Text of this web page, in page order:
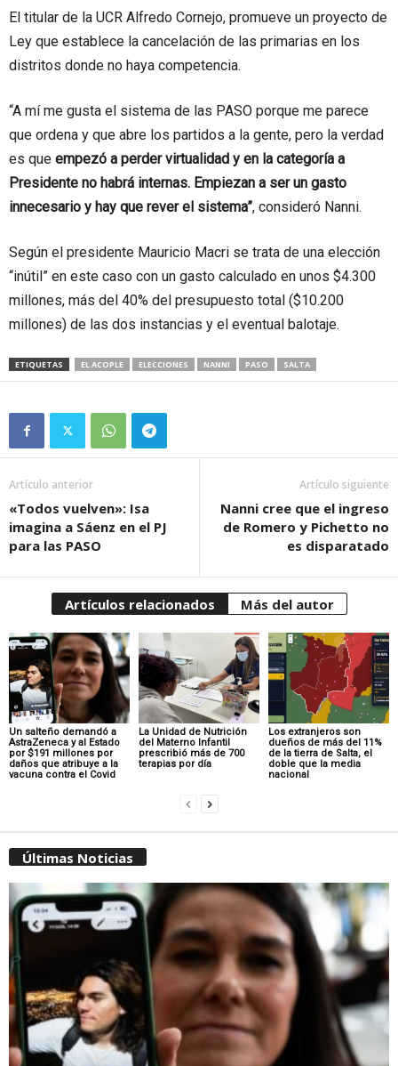
El titular de la UCR Alfredo Cornejo, promueve un proyecto de
Ley que establece la cancelación de las primarias en los
distritos donde no haya competencia.
“A mí me gusta el sistema de las PASO porque me parece
que ordena y que abre los partidos a la gente, pero la verdad
es que empezó a perder virtualidad y en la categoría a
Presidente no habrá internas. Empiezan a ser un gasto
innecesario y hay que rever el sistema”, consideró Nanni.
Según el presidente Mauricio Macri se trata de una elección
“inútil” en este caso con un gasto calculado en unos $4.300
millones, más del 40% del presupuesto total ($10.200
millones) de las dos instancias y el eventual balotaje.
ETIQUETAS EL ACOPLE ELECCIONES NANNI PASO SALTA
Artículo anterior
«Todos vuelven»: Isa
imagina a Sáenz en el PJ
para las PASO
Artículo siguiente
Nanni cree que el ingreso
de Romero y Pichetto no
es disparatado
Artículos relacionados Más del autor
Un salteño demandó a
AstraZeneca y al Estado
por $191 millones por
daños que atribuye a la
vacuna contra el Covid
La Unidad de Nutrición
del Materno Infantil
prescribió más de 700
terapias por día
Los extranjeros son
dueños de más del 11%
de la tierra de Salta, el
doble que la media
nacional
Últimas Noticias